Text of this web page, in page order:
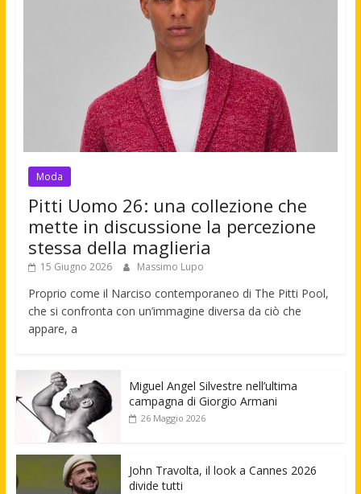
Moda
Pitti Uomo 26: una collezione che
mette in discussione la percezione
stessa della maglieria
15 Giugno 2026 Massimo Lupo
Proprio come il Narciso contemporaneo di The Pitti Pool,
che si confronta con un’immagine diversa da ciò che
appare, a
Miguel Angel Silvestre nell’ultima
campagna di Giorgio Armani
26 Maggio 2026
John Travolta, il look a Cannes 2026
divide tutti